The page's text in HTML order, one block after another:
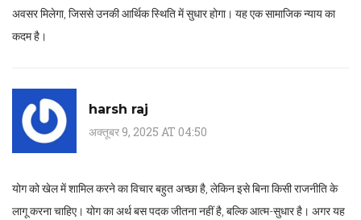
अवसर मिलेगा, जिससे उनकी आर्थिक स्थिति में सुधार होगा। यह एक सामाजिक न्याय का
कदम है।
harsh raj
अक्तूबर 9, 2025 AT 04:50
योग को खेल में शामिल करने का विचार बहुत अच्छा है, लेकिन इसे बिना किसी राजनीति के
लागू करना चाहिए। योग का अर्थ बस पदक जीतना नहीं है, बल्कि आत्म-सुधार है। अगर यह